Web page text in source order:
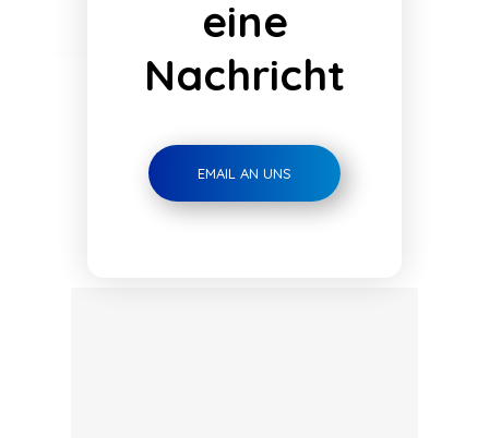
eine
Nachricht
EMAIL AN UNS